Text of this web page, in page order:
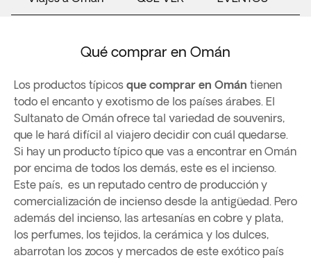
Qué comprar en Omán
Los productos típicos que comprar en Omán tienen
todo el encanto y exotismo de los países árabes. El
Sultanato de Omán ofrece tal variedad de souvenirs,
que le hará difícil al viajero decidir con cuál quedarse.
Si hay un producto típico que vas a encontrar en Omán
por encima de todos los demás, este es el incienso.
Este país, es un reputado centro de producción y
comercialización de incienso desde la antigüedad. Pero
además del incienso, las artesanías en cobre y plata,
los perfumes, los tejidos, la cerámica y los dulces,
abarrotan los zocos y mercados de este exótico país